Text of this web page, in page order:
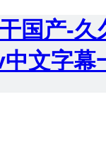
国产-久
文字幕